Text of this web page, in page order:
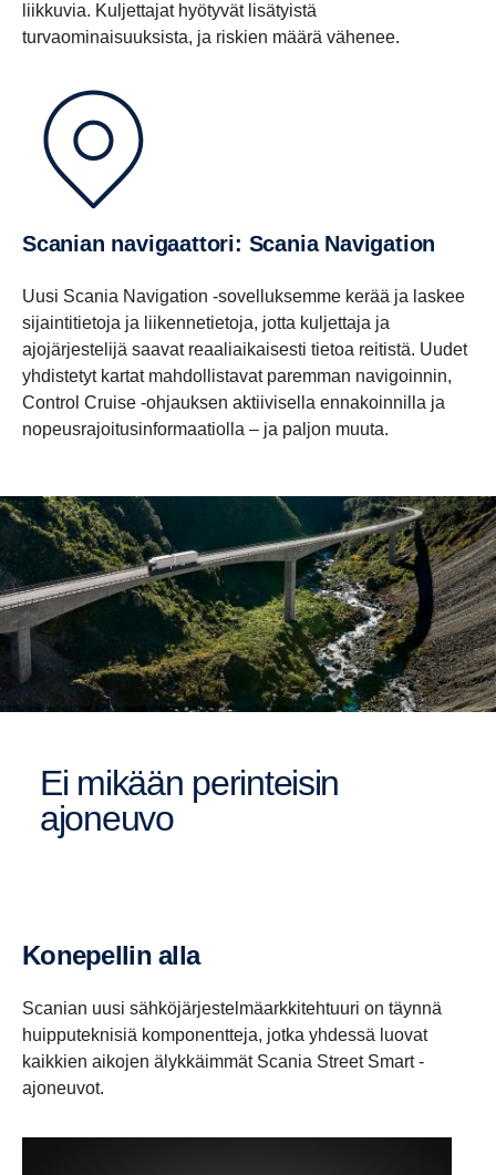
liikkuvia. Kuljettajat hyötyvät lisätyistä
turvaominaisuuksista, ja riskien määrä vähenee.
Scanian navigaattori: Scania Navigation
Uusi Scania Navigation -sovelluksemme kerää ja laskee
sijaintitietoja ja liikennetietoja, jotta kuljettaja ja
ajojärjestelijä saavat reaaliaikaisesti tietoa reitistä. Uudet
yhdistetyt kartat mahdollistavat paremman navigoinnin,
Control Cruise -ohjauksen aktiivisella ennakoinnilla ja
nopeusrajoitusinformaatiolla – ja paljon muuta.
Ei mikään perinteisin
ajoneuvo
Konepellin alla
Scanian uusi sähköjärjestelmäarkkitehtuuri on täynnä
huipputeknisiä komponentteja, jotka yhdessä luovat
kaikkien aikojen älykkäimmät Scania Street Smart -
ajoneuvot.